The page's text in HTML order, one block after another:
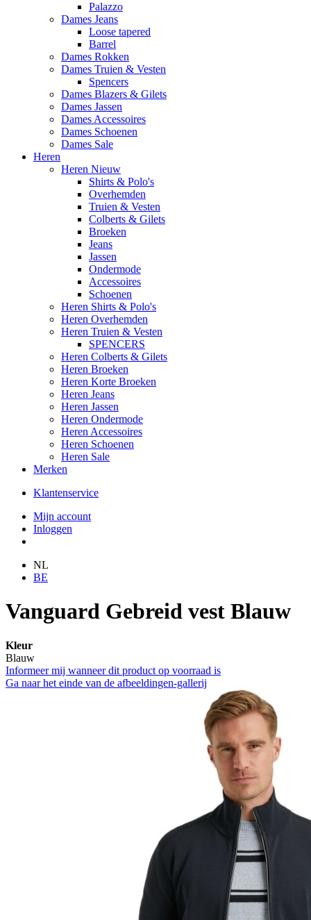
Palazzo
Dames Jeans
Loose tapered
Barrel
Dames Rokken
Dames Truien & Vesten
Spencers
Dames Blazers & Gilets
Dames Jassen
Dames Accessoires
Dames Schoenen
Dames Sale
Heren
Heren Nieuw
Shirts & Polo's
Overhemden
Truien & Vesten
Colberts & Gilets
Broeken
Jeans
Jassen
Ondermode
Accessoires
Schoenen
Heren Shirts & Polo's
Heren Overhemden
Heren Truien & Vesten
SPENCERS
Heren Colberts & Gilets
Heren Broeken
Heren Korte Broeken
Heren Jeans
Heren Jassen
Heren Ondermode
Heren Accessoires
Heren Schoenen
Heren Sale
Merken
Klantenservice
Mijn account
Inloggen
NL
BE
Vanguard Gebreid vest Blauw
Kleur
Blauw
Informeer mij wanneer dit product op voorraad is
Ga naar het einde van de afbeeldingen-gallerij